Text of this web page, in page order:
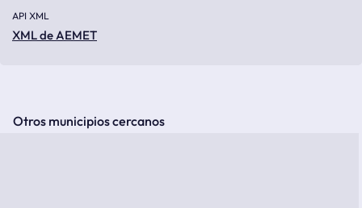
API XML
XML de AEMET
Otros municipios cercanos